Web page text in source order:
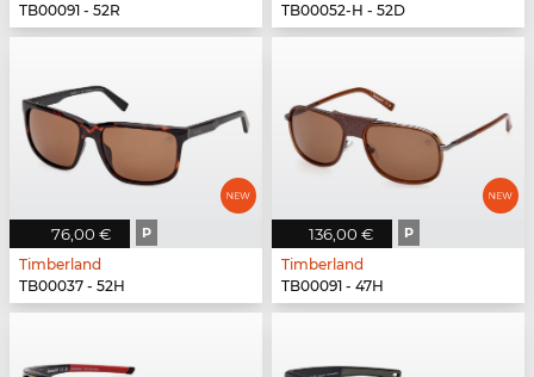
TB00091 - 52R
TB00052-H - 52D
76,00 € P
Timberland
TB00037 - 52H
136,00 € P
Timberland
TB00091 - 47H